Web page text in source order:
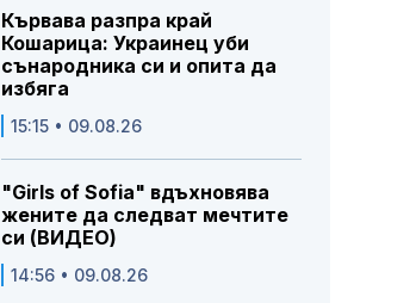
Кървава разпра край
Кошарица: Украинец уби
сънародника си и опита да
избяга
15:15 • 09.08.26
"Girls of Sofia" вдъхновява
жените да следват мечтите
си (ВИДЕО)
14:56 • 09.08.26